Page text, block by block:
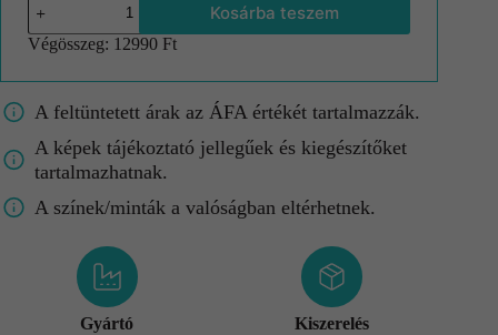
Kosárba teszem
Végösszeg: 12990 Ft
A feltüntetett árak az ÁFA értékét tartalmazzák.
A képek tájékoztató jellegűek és kiegészítőket
tartalmazhatnak.
A színek/minták a valóságban eltérhetnek.
Gyártó
Kiszerelés